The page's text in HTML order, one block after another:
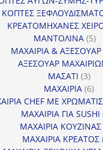
ΚΟΠΤΕΣ
ΚΡΕΑΤΟΜΗΧΑΝΕΣ
ΜΑΝΤΟΛΙΝΑ 55
ΜΑΧΑΙΡΙΑ & ΑΞΕΣΟΥΑΡ
ΑΞΕΣΟΥΑΡ
ΜΑΣΑΤΙ 33
ΜΑΧΑΙΡΙΑ 66
CHEF ΜΕ
ΜΑΧΑΙΡΙΑ ΓΙΑ SUSHI
ΜΑΧΑΙΡΙΑ ΚΟΥΖΙΝΑΣ
ΜΑΧΑΙΡΙΑ ΚΡΕΑΤΟΣ